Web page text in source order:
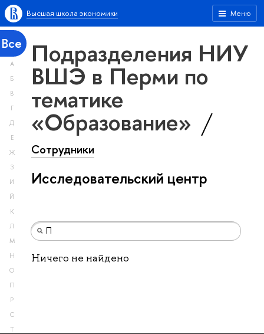
Меню
Высшая школа экономики
Все
А
Б
В
Г
Д
Е
Ж
З
И
Й
К
Л
М
Н
О
П
Р
С
Т
Подразделения НИУ
ВШЭ в Перми по
тематике
«Образование»
Сотрудники
Исследовательский центр
Ничего не найдено